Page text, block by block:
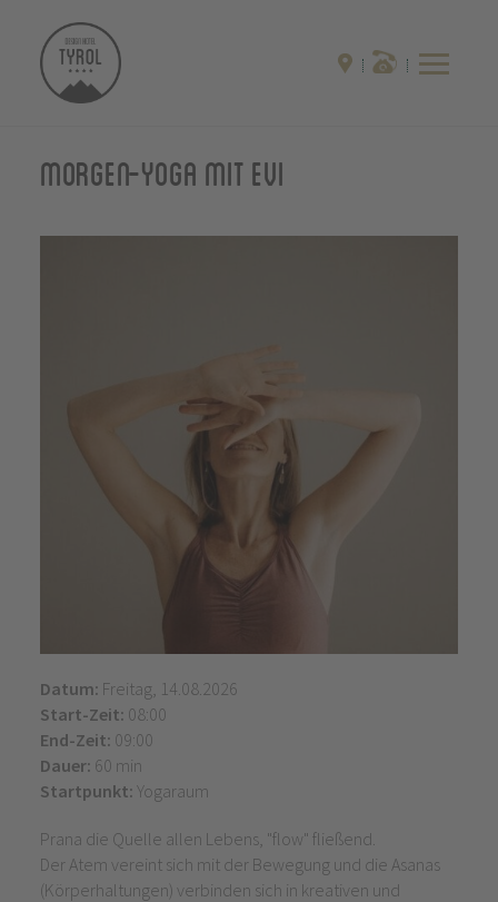
Morgen-Yoga mit Evi
Datum: Freitag, 14.08.2026
Start-Zeit: 08:00
End-Zeit: 09:00
Dauer: 60 min
Startpunkt: Yogaraum
Prana die Quelle allen Lebens, "flow" fließend.
Der Atem vereint sich mit der Bewegung und die Asanas
(Körperhaltungen) verbinden sich in kreativen und